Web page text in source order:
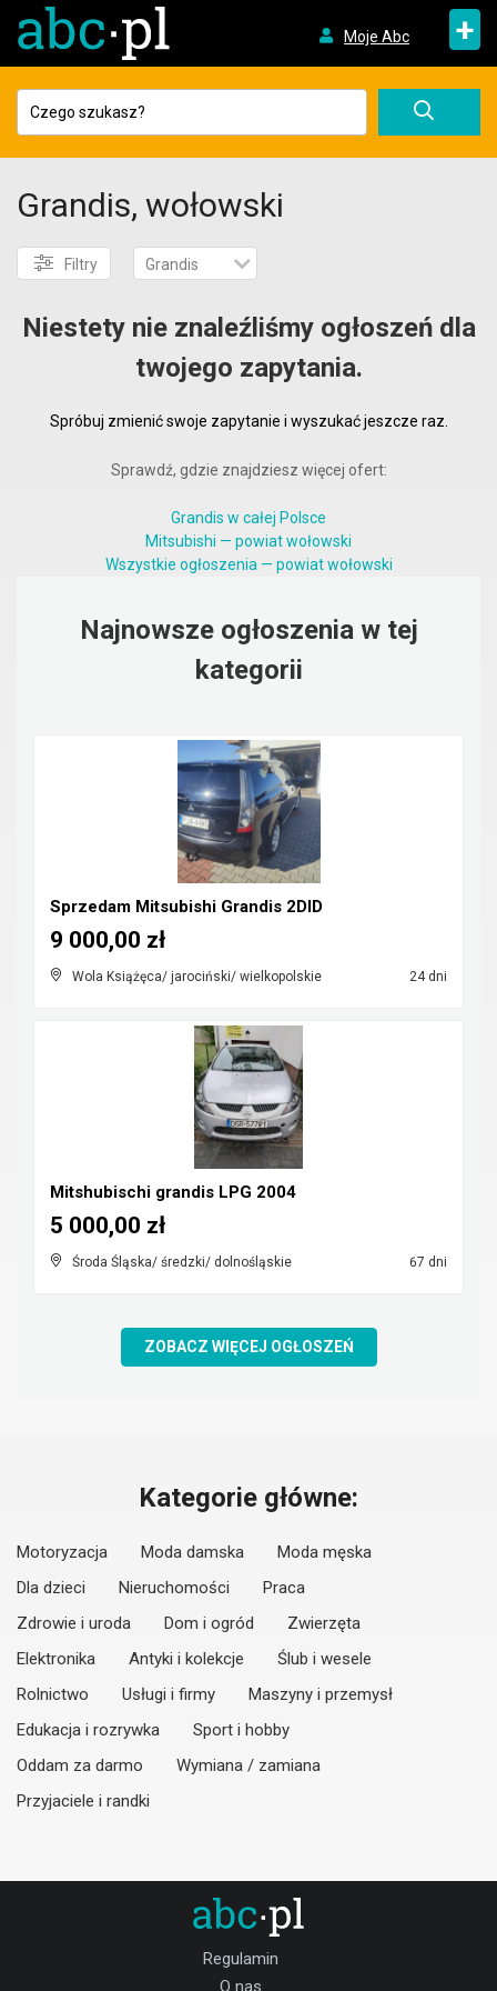
Moje Abc +
Grandis, wołowski
Filtry Grandis
Niestety nie znaleźliśmy ogłoszeń dla
twojego zapytania.
Spróbuj zmienić swoje zapytanie i wyszukać jeszcze raz.
Sprawdź, gdzie znajdziesz więcej ofert:
Grandis w całej Polsce
Mitsubishi — powiat wołowski
Wszystkie ogłoszenia — powiat wołowski
Najnowsze ogłoszenia w tej
kategorii
Sprzedam Mitsubishi Grandis 2DID
Wola Książęca/ jarociński/ wielkopolskie 24 dni
9 000,00 zł
Mitshubischi grandis LPG 2004
Środa Śląska/ średzki/ dolnośląskie 67 dni
5 000,00 zł
ZOBACZ WIĘCEJ OGŁOSZEŃ
Kategorie główne:
Motoryzacja Moda damska
Moda męska
Dla dzieci
Nieruchomości
Praca
Zdrowie i uroda
Dom i ogród
Zwierzęta
Elektronika
Antyki i kolekcje
Ślub i wesele
Rolnictwo
Usługi i firmy
Maszyny i przemysł
Edukacja i rozrywka
Sport i hobby
Oddam za darmo
Wymiana / zamiana
Przyjaciele i randki
Regulamin
O nas